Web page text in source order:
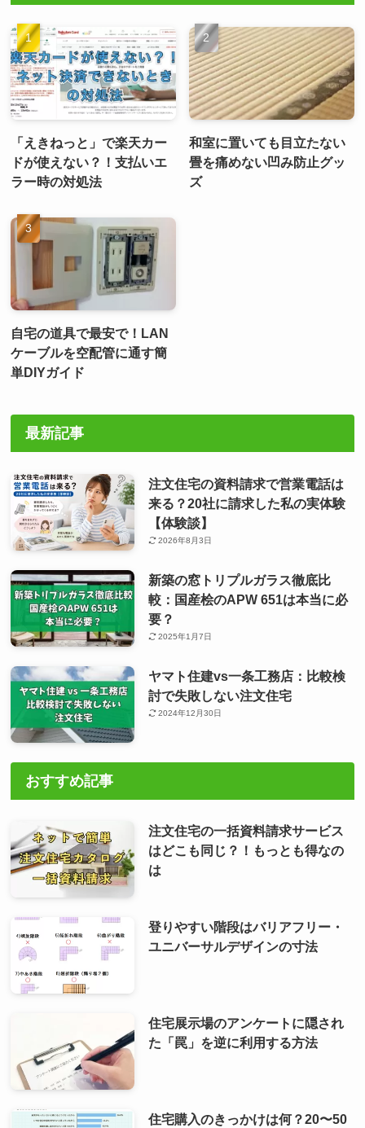
「えきねっと」で楽天カー
ドが使えない？！支払いエ
ラー時の対処法
和室に置いても目立たない
畳を痛めない凹み防止グッ
ズ
自宅の道具で最安で！LAN
ケーブルを空配管に通す簡
単DIYガイド
最新記事
注文住宅の資料請求で営業電話は
来る？20社に請求した私の実体験
【体験談】
2026年8月3日
新築の窓トリプルガラス徹底比
較：国産桧のAPW 651は本当に必
要？
2025年1月7日
ヤマト住建vs一条工務店：比較検
討で失敗しない注文住宅
2024年12月30日
おすすめ記事
注文住宅の一括資料請求サービス
はどこも同じ？！もっとも得なの
は
登りやすい階段はバリアフリー・
ユニバーサルデザインの寸法
住宅展示場のアンケートに隠され
た「罠」を逆に利用する方法
住宅購入のきっかけは何？20〜50